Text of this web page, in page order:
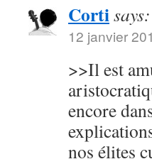
Cortisays:
12 janvier
>>Il est
encore
nos élites